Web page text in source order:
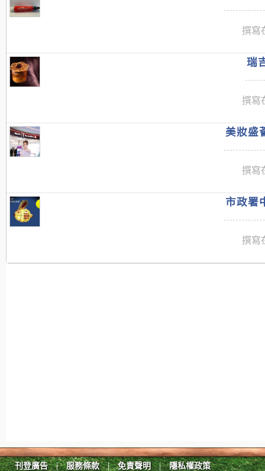
撰寫
瑞
撰寫
美妝盛
撰寫
市政署
撰寫
刊登廣告 | 服務條款 | 免責聲明 | 隱私權政策